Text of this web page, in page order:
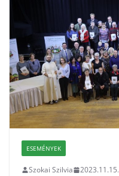
ESEMÉNYEK
Szokai Szilvia 2023.11.15.